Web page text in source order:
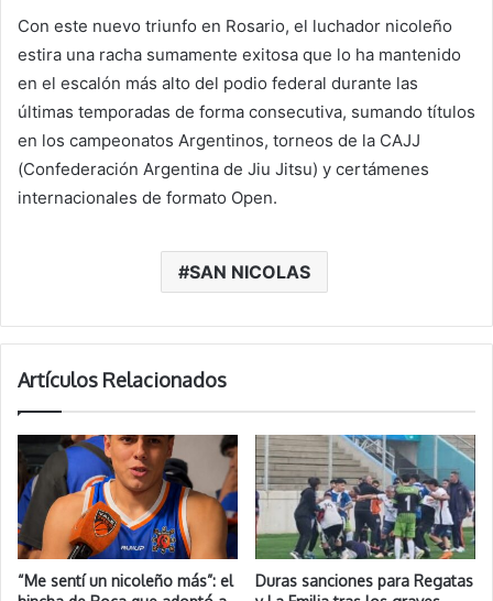
Con este nuevo triunfo en Rosario, el luchador nicoleño
estira una racha sumamente exitosa que lo ha mantenido
en el escalón más alto del podio federal durante las
últimas temporadas de forma consecutiva, sumando títulos
en los campeonatos Argentinos, torneos de la CAJJ
(Confederación Argentina de Jiu Jitsu) y certámenes
internacionales de formato Open.
SAN NICOLAS
Artículos Relacionados
“Me sentí un nicoleño más”: el
Duras sanciones para Regatas